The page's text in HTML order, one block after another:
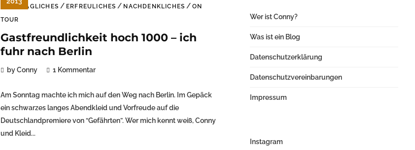
ALLTÄGLICHES / ERFREULICHES / NACHDENKLICHES /ON
TOUR
Gastfreundlichkeit hoch 1000 – ich
fuhr nach Berlin
by Conny 1 Kommentar
Am Sonntag machte ich mich auf den Weg nach Berlin. Im Gepäck
ein schwarzes langes Abendkleid und Vorfreude auf die
Deutschlandpremiere von “Gefährten”. Wer mich kennt weiß, Conny
und Kleid...
Wer ist Conny?
Was ist ein Blog
Datenschutzerklärung
Datenschutzvereinbarungen
Impressum
Instagram